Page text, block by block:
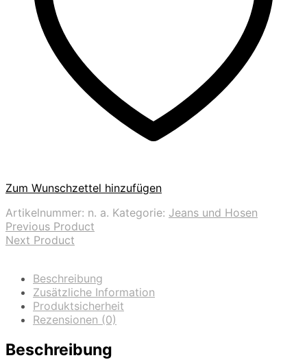
Zum Wunschzettel hinzufügen
Artikelnummer: n. a. Kategorie: Jeans und Hosen
Previous Product
Next Product
Beschreibung
Zusätzliche Information
Produktsicherheit
Rezensionen (0)
Beschreibung